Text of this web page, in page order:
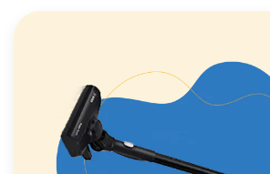
Praktische